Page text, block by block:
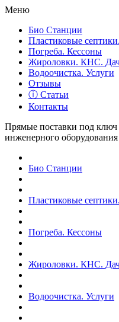
Меню
Био Станции
Пластиковые
Погреба. Кессоны
Жироловки. КНС.
Водоочистка. Услуги
Отзывы
ⓘ Статьи
Контакты
Прямые поставки под ключ
инженерного оборудования
Био Станции
Пластиковые
Погреба. Кессоны
Жироловки. КНС.
Водоочистка. Услуги